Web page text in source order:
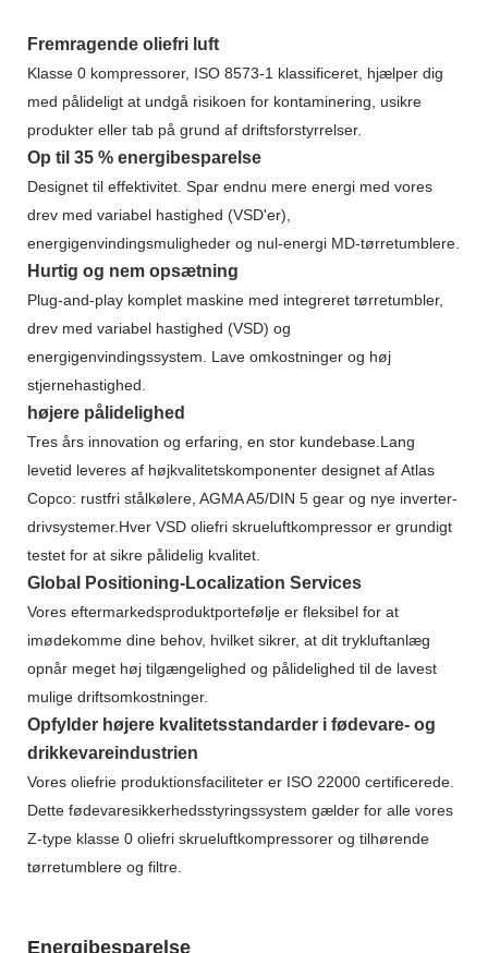
Fremragende oliefri luft
Klasse 0 kompressorer, ISO 8573-1 klassificeret, hjælper dig
med pålideligt at undgå risikoen for kontaminering, usikre
produkter eller tab på grund af driftsforstyrrelser.
Op til 35 % energibesparelse
Designet til effektivitet. Spar endnu mere energi med vores
drev med variabel hastighed (VSD'er),
energigenvindingsmuligheder og nul-energi MD-tørretumblere.
Hurtig og nem opsætning
Plug-and-play komplet maskine med integreret tørretumbler,
drev med variabel hastighed (VSD) og
energigenvindingssystem. Lave omkostninger og høj
stjernehastighed.
højere pålidelighed
Tres års innovation og erfaring, en stor kundebase.Lang
levetid leveres af højkvalitetskomponenter designet af Atlas
Copco: rustfri stålkølere, AGMA A5/DIN 5 gear og nye inverter-
drivsystemer.Hver VSD oliefri skrueluftkompressor er grundigt
testet for at sikre pålidelig kvalitet.
Global Positioning-Localization Services
Vores eftermarkedsproduktportefølje er fleksibel for at
imødekomme dine behov, hvilket sikrer, at dit trykluftanlæg
opnår meget høj tilgængelighed og pålidelighed til de lavest
mulige driftsomkostninger.
Opfylder højere kvalitetsstandarder i fødevare- og
drikkevareindustrien
Vores oliefrie produktionsfaciliteter er ISO 22000 certificerede.
Dette fødevaresikkerhedsstyringssystem gælder for alle vores
Z-type klasse 0 oliefri skrueluftkompressorer og tilhørende
tørretumblere og filtre.
Energibesparelse